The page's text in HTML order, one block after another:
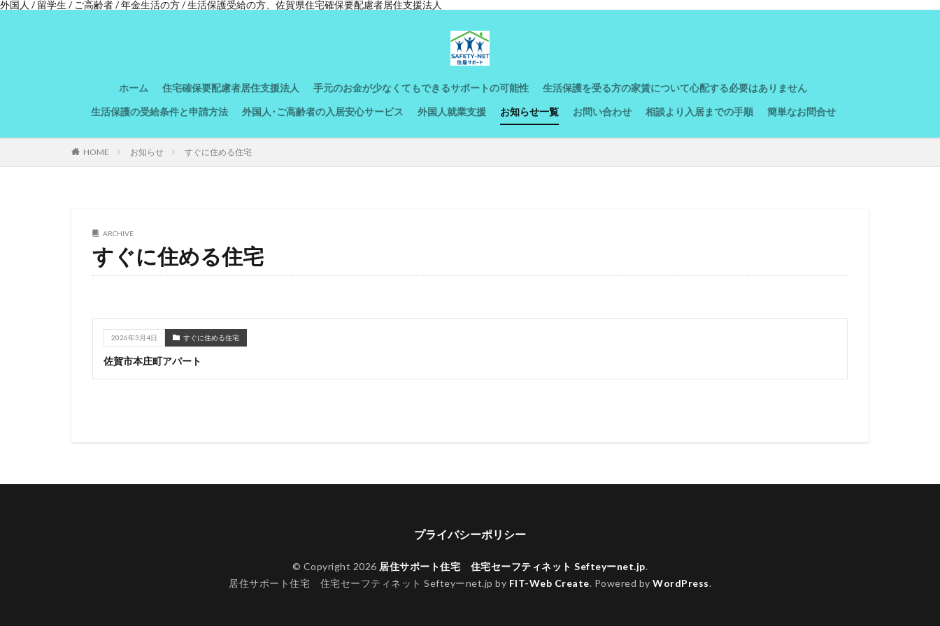
外国人 / 留学生 / ご高齢者 / 年金生活の方 / 生活保護受給の方、佐賀県住宅確保要配慮者居住支援法人
ホーム 住宅確保要配慮者居住支援法人 手元のお金が少なくてもできるサポートの可能性
生活保護を受る方の家賃について心配する必要はありません
生活保護の受給条件と申請方法
外国人･ご高齢者の入居安心サービス 外国人就業支援 お知らせ一覧 お問い合わせ 相談より入居までの手順 簡単なお問合せ
HOME お知らせ すぐに住める住宅
ARCHIVE
すぐに住める住宅
2026年3月4日 すぐに住める住宅
佐賀市本庄町アパート
プライバシーポリシー
© Copyright 2026 居住サポート住宅 住宅セーフティネット Sefteyーnet.jp.
居住サポート住宅 住宅セーフティネット Sefteyーnet.jp by FIT-Web Create. Powered by WordPress.